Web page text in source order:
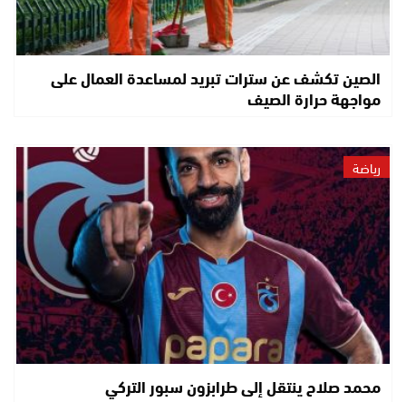
الصين تكشف عن سترات تبريد لمساعدة العمال على
مواجهة حرارة الصيف
رياضة
محمد صلاح ينتقل إلى طرابزون سبور التركي